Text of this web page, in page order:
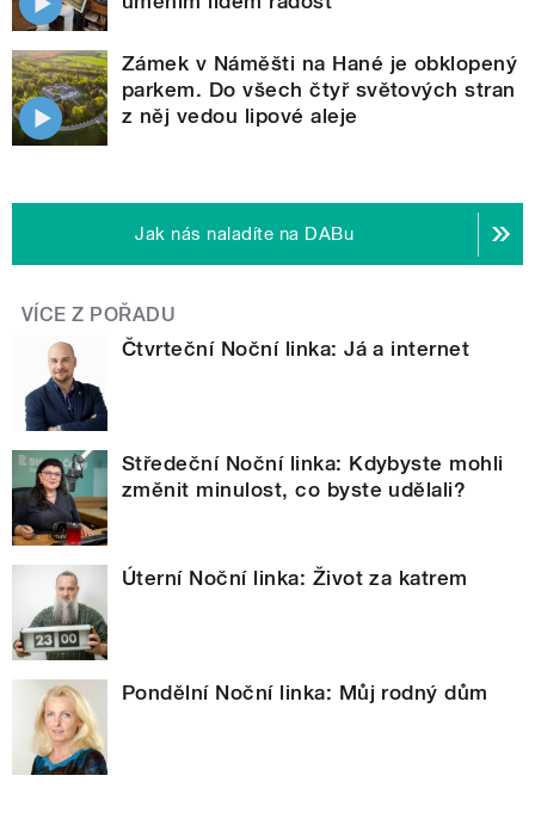
Zámek v Náměšti na Hané je obklopený
parkem. Do všech čtyř světových stran
z něj vedou lipové aleje
Jak nás naladíte na DABu
VÍCE Z POŘADU
Čtvrteční Noční linka: Já a internet
Středeční Noční linka: Kdybyste mohli
změnit minulost, co byste udělali?
Úterní Noční linka: Život za katrem
Pondělní Noční linka: Můj rodný dům